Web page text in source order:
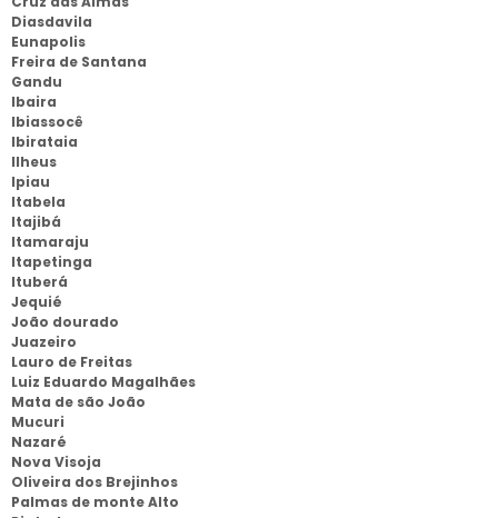
Diasdavila
Eunapolis
Freira de Santana
Gandu
Ibaira
Ibiassocê
Ibirataia
Ilheus
Ipiau
Itabela
Itajibá
Itamaraju
Itapetinga
Ituberá
Jequié
João dourado
Juazeiro
Lauro de Freitas
Luiz Eduardo Magalhães
Mata de são João
Mucuri
Nazaré
Nova Visoja
Oliveira dos Brejinhos
Palmas de monte Alto